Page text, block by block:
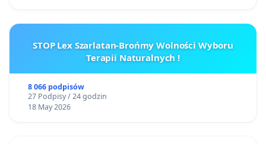
STOP Lex Szarlatan-Brońmy Wolności Wyboru
Terapii Naturalnych !
8 066 podpisów
27 Podpisy / 24 godzin
18 May 2026